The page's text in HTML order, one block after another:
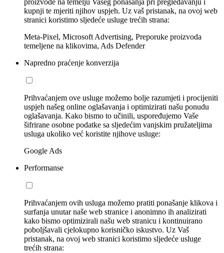
proizvode na temelju Vašeg ponašanja pri pregledavanju i
kupnji te mjeriti njihov uspjeh. Uz vaš pristanak, na ovoj web
stranici koristimo sljedeće usluge trećih strana:
Meta-Pixel, Microsoft Advertising, Preporuke proizvoda
temeljene na klikovima, Ads Defender
Napredno praćenje konverzija
Prihvaćanjem ove usluge možemo bolje razumjeti i procijeniti
uspjeh našeg online oglašavanja i optimizirati našu ponudu
oglašavanja. Kako bismo to učinili, uspoređujemo Vaše
šifrirane osobne podatke sa sljedećim vanjskim pružateljima
usluga ukoliko već koristite njihove usluge:
Google Ads
Performanse
Prihvaćanjem ovih usluga možemo pratiti ponašanje klikova i
surfanja unutar naše web stranice i anonimno ih analizirati
kako bismo optimizirali našu web stranicu i kontinuirano
poboljšavali cjelokupno korisničko iskustvo. Uz Vaš
pristanak, na ovoj web stranici koristimo sljedeće usluge
trećih strana: